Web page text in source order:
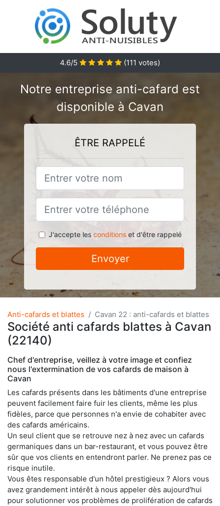
4.6/5 (111 votes)
Notre entreprise anti-cafard est
disponible à Cavan
ÊTRE RAPPELÉ
J'accepte les conditionset d'être rappelé
Envoyer
Anti-cafards et blattes Cavan 22 : anti-cafards et blattes
Société anti cafards blattes à Cavan
(22140)
Chef d'entreprise, veillez à votre image et confiez
nous l'extermination de vos cafards de maison à
Cavan
Les cafards présents dans les bâtiments d'une entreprise
peuvent facilement faire fuir les clients, même les plus
fidèles, parce que personnes n'a envie de cohabiter avec
des cafards américains.
Un seul client que se retrouve nez à nez avec un cafards
germaniques dans un bar-restaurant, et vous pouvez être
sûr que vos clients en entendront parler. Ne prenez pas ce
risque inutile.
Vous êtes responsable d'un hôtel prestigieux ? Alors vous
avez grandement intérêt à nous appeler dès aujourd'hui
pour solutionner vos problèmes de prolifération de cafards